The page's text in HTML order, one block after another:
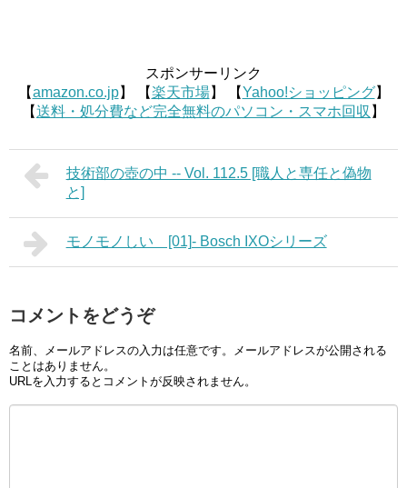
スポンサーリンク
【amazon.co.jp】 【楽天市場】 【Yahoo!ショッピング】
【送料・処分費など完全無料のパソコン・スマホ回収 】
技術部の壺の中 -- Vol. 112.5 [職人と専任と偽物
と]
モノモノしい [01]- Bosch IXOシリーズ
コメントをどうぞ
名前、メールアドレスの入力は任意です。メールアドレスが公開される
ことはありません。
URLを入力するとコメントが反映されません。